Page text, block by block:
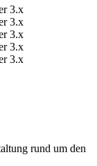
rund um den